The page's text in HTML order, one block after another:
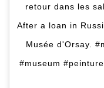
retour dans les
After a loan in
Musée d'Orsay.
#museum